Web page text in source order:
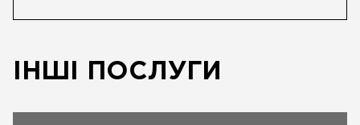
ІНШІ ПОСЛУГИ